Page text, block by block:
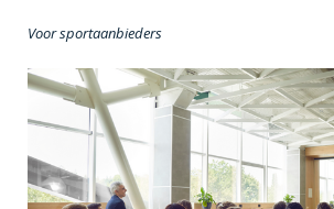
Voor sportaanbieders